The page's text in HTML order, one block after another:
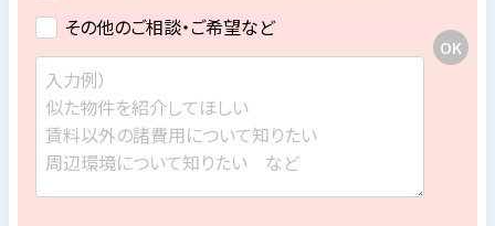
その他のご相談・ご希望など